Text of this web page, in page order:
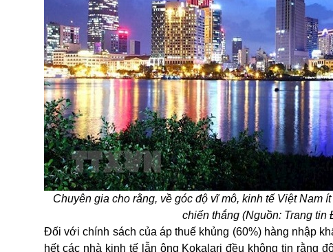
Chuyên gia cho rằng, về góc độ vĩ mô, kinh tế Việt
chiến thắng (Nguồn: Trang tin
Đối với chính sách của áp thuế khủng (60%) hàng nhập
hết các nhà kinh tế lẫn ông Kokalari đều không tin rằng